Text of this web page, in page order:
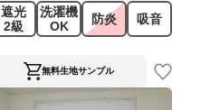
遮光
2級
洗濯機
OK
防炎 吸音
無料生地サンプル